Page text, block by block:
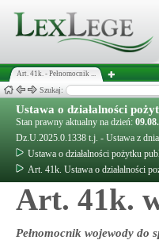
Art. 41k. - Pełnomocnik ...
Szukaj:
Ustawa o działalności
Stan prawny aktualny na dzień:
Dz.U.2025.0.1338 t.j. - Ustawa z
Ustawa o działalności pożytku
Art. 41k. Ustawa o działalności
Art. 41k.
Pełnomocnik wojewody do